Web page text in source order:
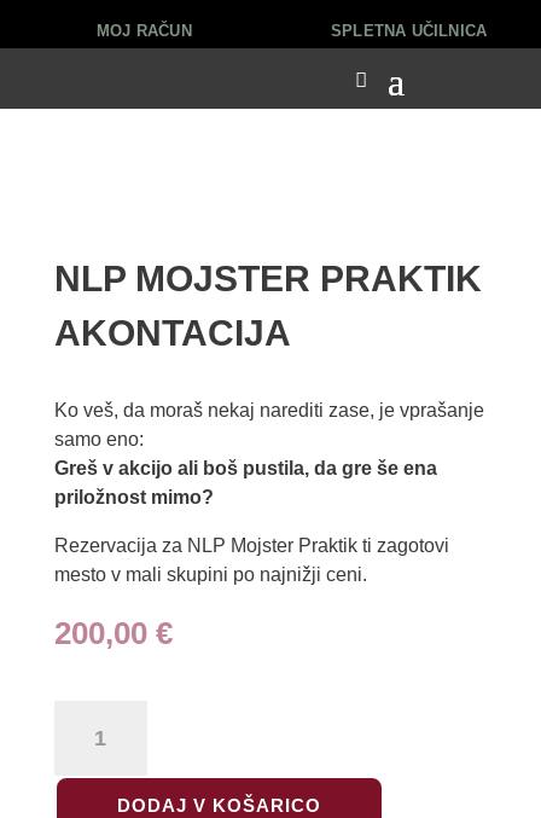
MOJ RAČUN SPLETNA UČILNICA
NLP MOJSTER PRAKTIK
AKONTACIJA
Ko veš, da moraš nekaj narediti zase, je vprašanje
samo eno:
Greš v akcijo ali boš pustila, da gre še ena
priložnost mimo?
Rezervacija za NLP Mojster Praktik ti zagotovi
mesto v mali skupini po najnižji ceni.
200,00 €
MOJSTER
AKONTACIJADODAJ V KOŠARICO